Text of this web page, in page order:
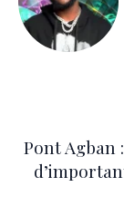
Pont Agban